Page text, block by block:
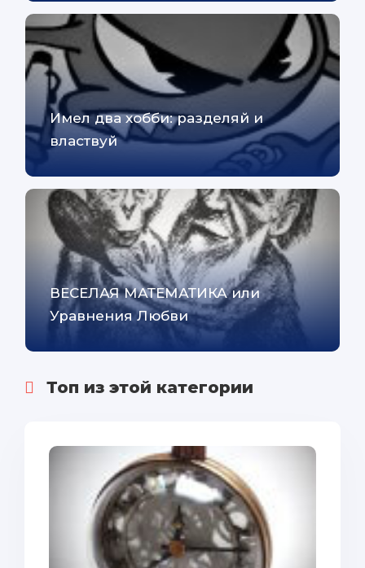
Имел два хобби: разделяй и
властвуй
ВЕСЕЛАЯ МАТЕМАТИКА или
Уравнения Любви
Топ из этой категории